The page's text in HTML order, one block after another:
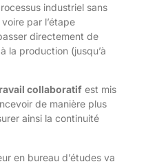
industriel sans
par l’étape
directement de
la production (jusqu’à
collaboratif est mis
de manière plus
ainsi la continuité
en bureau d’études va